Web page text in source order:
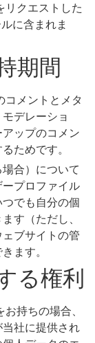
リクエストした
に含まれま
期間
コメントとメタ
デレーショ
ップのコメン
ためです。
合）について
プロファイル
でも自分の個
す（ただし、
ブサイトの管
ます。
る権利
持ちの場合、
社に提供され